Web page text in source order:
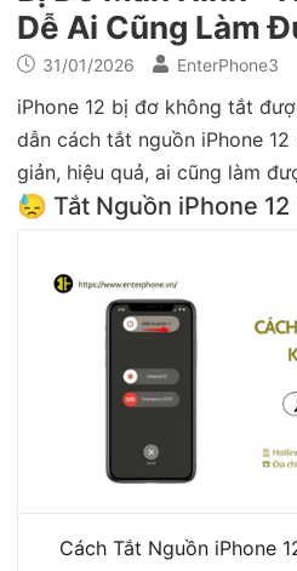
Dễ Ai Cũng Làm
31/01/2026 EnterPhone3
iPhone 12 bị đơ không tắt
dẫn cách tắt nguồn iPhone
giản, hiệu quả, ai cũng làm
😓 Tắt Nguồn iPhone
Cách Tắt Nguồn iPhone